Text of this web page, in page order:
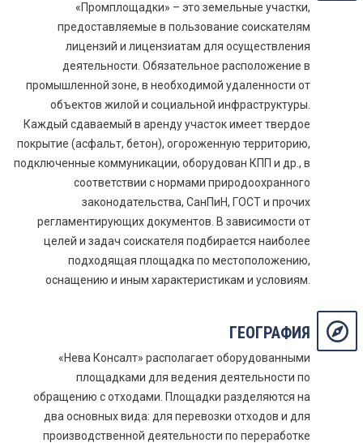
«Промплощадки» – это земельные участки,
предоставляемые в пользование соискателям
лицензий и лицензиатам для осуществления
деятельности. Обязательное расположение в
промышленной зоне, в необходимой удаленности от
объектов жилой и социальной инфраструктуры.
Каждый сдаваемый в аренду участок имеет твердое
покрытие (асфальт, бетон), огороженную территорию,
подключенные коммуникации, оборудован КПП и др., в
соответствии с нормами природоохранного
законодательства, СанПиН, ГОСТ и прочих
регламентирующих документов. В зависимости от
целей и задач соискателя подбирается наиболее
подходящая площадка по местоположению,
оснащению и иным характеристикам и условиям.
ГЕОГРАФИЯ
«Нева Консалт» располагает оборудованными
площадками для ведения деятельности по
обращению с отходами. Площадки разделяются на
два основных вида: для перевозки отходов и для
производственной деятельности по переработке